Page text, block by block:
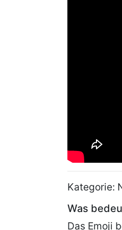
Kategorie:
Was
Das Emoji